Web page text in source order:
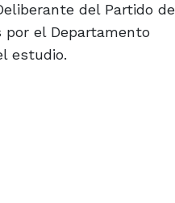
del Partido de
el Departamento
estudio.